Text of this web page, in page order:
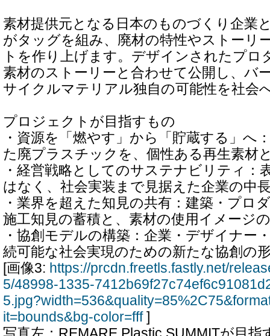
素材提供元となる日本のものづくり企業
がタッグを組み、廃材の特性やストーリ
トを作り上げます。デザインされたプロ
素材のストーリーと合わせて公開し、バ
サイクルマテリアル独自の可能性を社会
プロジェクトが目指すもの
・資源を「燃やす」から「貯蔵する」へ
た廃プラスチックを、個性ある再生素材
・経営戦略としてのサステナビリティ：
はなく、社会実装まで見据えた企業の中
・業界を超えた知見の共有：建築・プロ
施工知見の蓄積と、素材の使用イメージ
・協創モデルの構築：企業・デザイナー
続可能な社会実現のための新たな協創の
[画像3: https://prcdn.freetls.fastly.net/
5/48998-1335-
it=bounds&bg-color=fff]